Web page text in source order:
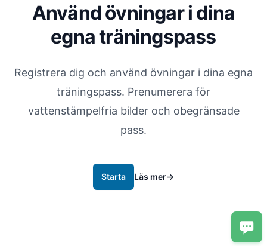
Använd övningar i dina
egna träningspass
Registrera dig och använd övningar i dina egna
träningspass. Prenumerera för
vattenstämpelfria bilder och obegränsade
pass.
Starta Läs mer→